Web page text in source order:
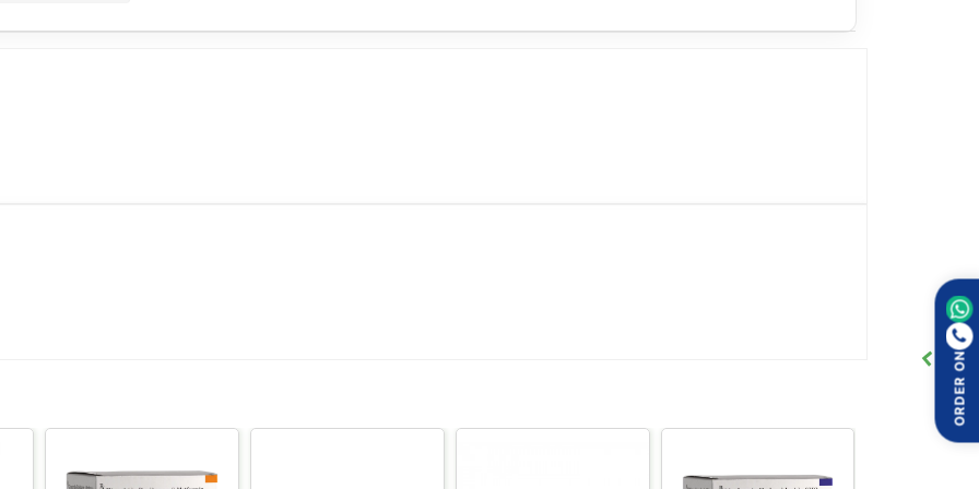
पातळी यानुसार बदलू शकतात.
किंवा जेवणानंतर घेतले जाते, जोपर्यंत डॉक्टर वेगळे सांगत नाहीत.
चिरू नका, चावू नका किंवा तोडू नका.
सातत्याने राहण्यास मदत होते.
जुळवून घेत असताना, काही दुष्परिणाम (side effects) निर्माण करू शकते, आणि या परिणामांची माहिती असणे औषध सुरक्षित आणि जबाबदारीने
ORDER ON